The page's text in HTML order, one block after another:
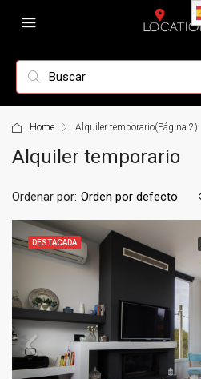
Home Alquiler temporario(Página 2)
Alquiler temporario
Ordenar por: Orden por defecto
DESTACADA